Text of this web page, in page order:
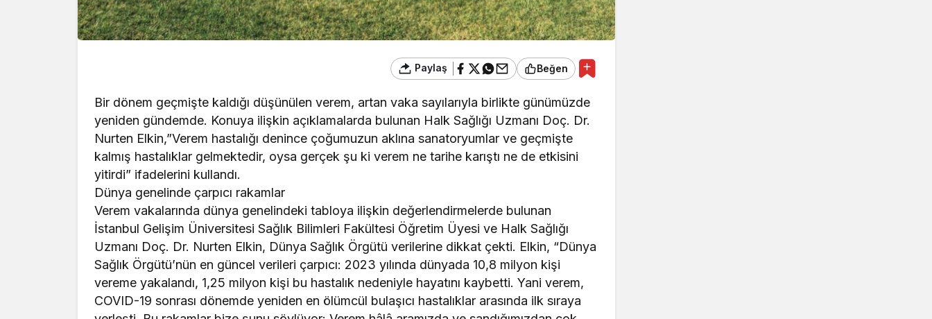
Paylaş Beğen
Bir dönem geçmişte kaldığı düşünülen verem, artan vaka sayılarıyla birlikte günümüzde
yeniden gündemde. Konuya ilişkin açıklamalarda bulunan Halk Sağlığı Uzmanı Doç. Dr.
Nurten Elkin,”Verem hastalığı denince çoğumuzun aklına sanatoryumlar ve geçmişte
kalmış hastalıklar gelmektedir, oysa gerçek şu ki verem ne tarihe karıştı ne de etkisini
yitirdi” ifadelerini kullandı.
Dünya genelinde çarpıcı rakamlar
Verem vakalarında dünya genelindeki tabloya ilişkin değerlendirmelerde bulunan
İstanbul Gelişim Üniversitesi Sağlık Bilimleri Fakültesi Öğretim Üyesi ve Halk Sağlığı
Uzmanı Doç. Dr. Nurten Elkin, Dünya Sağlık Örgütü verilerine dikkat çekti. Elkin, “Dünya
Sağlık Örgütü’nün en güncel verileri çarpıcı: 2023 yılında dünyada 10,8 milyon kişi
vereme yakalandı, 1,25 milyon kişi bu hastalık nedeniyle hayatını kaybetti. Yani verem,
COVID-19 sonrası dönemde yeniden en ölümcül bulaşıcı hastalıklar arasında ilk sıraya